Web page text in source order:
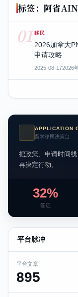
标签：阿省
01 移民
2026加拿大
申请攻略
2025-08-172026
APPLICATION
留学移民决策台
把政策、申请时间
再决定行动。
32%
签证
平台脉冲
平台文章
895